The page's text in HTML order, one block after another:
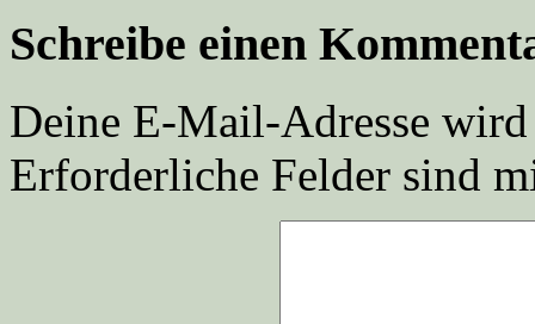
Schreibe einen
Deine E-Mail-Adresse
Erforderliche Felder sind